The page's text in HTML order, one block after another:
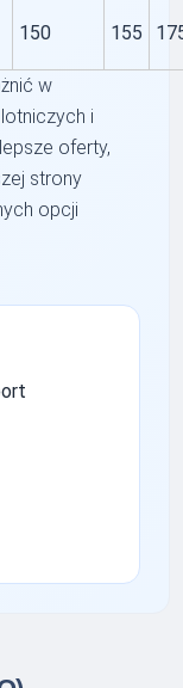
150 155
w
i
oferty,
strony
opcji